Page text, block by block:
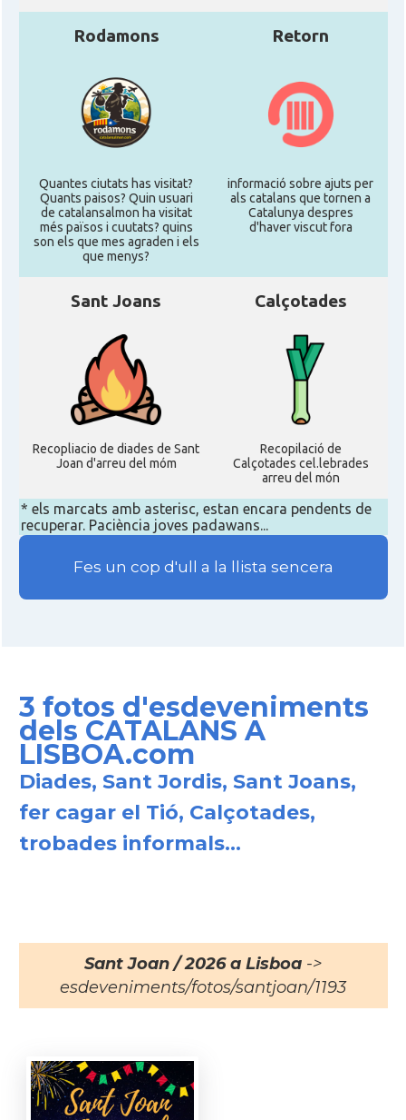
Rodamons
Quantes ciutats has visitat?
Quants paisos? Quin usuari
de catalansalmon ha visitat
més països i cuutats? quins
son els que mes agraden i els
que menys?
Retorn
informació sobre ajuts per
als catalans que tornen a
Catalunya despres
d'haver viscut fora
Sant Joans
Recopliacio de diades de Sant
Joan d'arreu del móm
Calçotades
Recopilació de
Calçotades cel.lebrades
arreu del món
* els marcats amb asterisc, estan encara pendents de
recuperar. Paciència joves padawans...
Fes un cop d'ull a la llista sencera
3 fotos d'esdeveniments
dels CATALANS A
LISBOA.com
Diades, Sant Jordis, Sant Joans,
fer cagar el Tió, Calçotades,
trobades informals...
Sant Joan / 2026 a Lisboa ->
esdeveniments/fotos/santjoan/1193